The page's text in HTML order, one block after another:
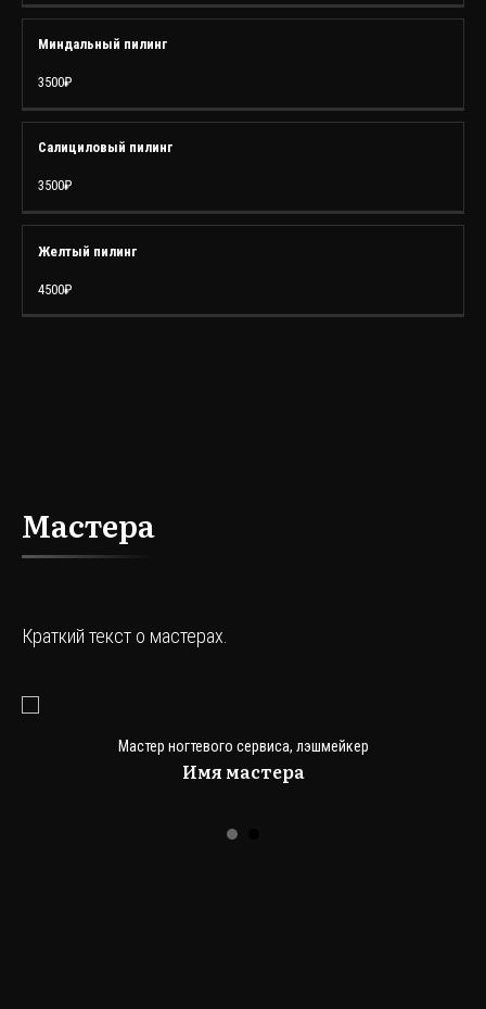
Миндальный пилинг
3500₽
Салициловый пилинг
3500₽
Желтый пилинг
4500₽
Мастера
Краткий текст о мастерах.
Мастер ногтевого сервиса, лэшмейкер
Имя мастера